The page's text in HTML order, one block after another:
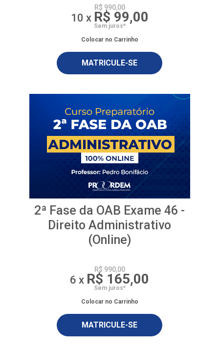
R$ 990,00
10 x R$ 99,00
Sem juros*
Colocar no Carrinho
MATRICULE-SE
2ª Fase da OAB Exame 46 -
Direito Administrativo
(Online)
R$ 990,00
6 x R$ 165,00
Sem juros*
Colocar no Carrinho
MATRICULE-SE